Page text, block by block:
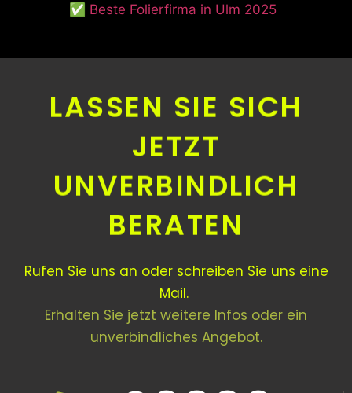
✅ Beste Folierfirma in Ulm 2025
LASSEN SIE SICH
JETZT
UNVERBINDLICH
BERATEN
Rufen Sie uns an oder schreiben Sie uns eine
Mail.
Erhalten Sie jetzt weitere Infos oder ein
unverbindliches Angebot.